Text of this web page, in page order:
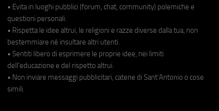
• Evita in luoghi pubblici (forum, chat, community) polemiche e
questioni personali.
• Rispetta le idee altrui, le religioni e razze diverse dalla tua, non
bestemmiare né insultare altri utenti.
• Sentiti libero di esprimere le proprie idee, nei limiti
dell'educazione e del rispetto altrui.
• Non inviare messaggi pubblicitari, catene di Sant'Antonio o cose
simili.